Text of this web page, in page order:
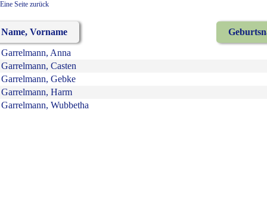
Eine Seite zurück
Name, Vorname
Garrelmann, Anna
Garrelmann, Casten
Garrelmann, Gebke
Garrelmann, Harm
Garrelmann, Wubbetha